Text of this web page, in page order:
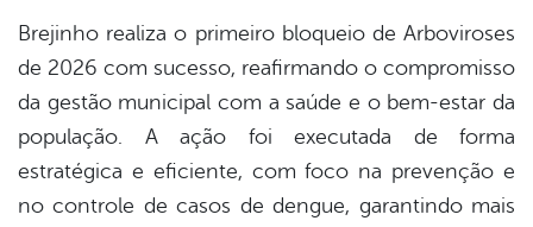
Brejinho realiza o primeiro bloqueio de Arboviroses
de 2026 com sucesso, reafirmando o compromisso
da gestão municipal com a saúde e o bem-estar da
população. A ação foi executada de forma
estratégica e eficiente, com foco na prevenção e
no controle de casos de dengue, garantindo mais